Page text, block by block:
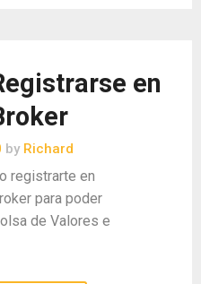
en
by Richard
registrarte en
para poder
de Valores e